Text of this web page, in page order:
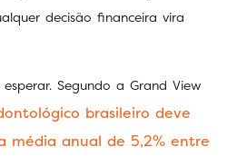
decisão financeira vira
Segundo a Grand View
brasileiro deve
média anual de 5,2% entre